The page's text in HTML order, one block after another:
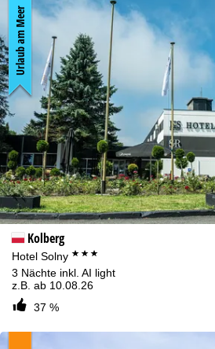
Kolberg
Hotel Solny ***
3 Nächte inkl. AI light
z.B. ab 10.08.26
37 %
Urlaub am Meer